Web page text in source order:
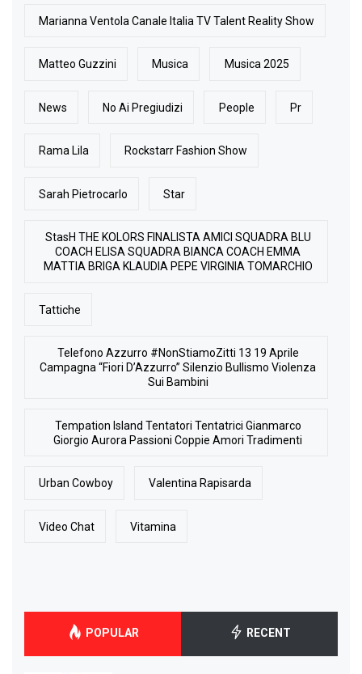
Marianna Ventola Canale Italia TV Talent Reality Show
Matteo Guzzini Musica Musica 2025
News No Ai Pregiudizi People Pr
Rama Lila Rockstarr Fashion Show
Sarah Pietrocarlo Star
StasH THE KOLORS FINALISTA AMICI SQUADRA BLU
COACH ELISA SQUADRA BIANCA COACH EMMA
MATTIA BRIGA KLAUDIA PEPE VIRGINIA TOMARCHIO
Tattiche
Telefono Azzurro #NonStiamoZitti 13 19 Aprile
Campagna “Fiori D’Azzurro” Silenzio Bullismo Violenza
Sui Bambini
Tempation Island Tentatori Tentatrici Gianmarco
Giorgio Aurora Passioni Coppie Amori Tradimenti
Urban Cowboy Valentina Rapisarda
Video Chat Vitamina
POPULAR RECENT